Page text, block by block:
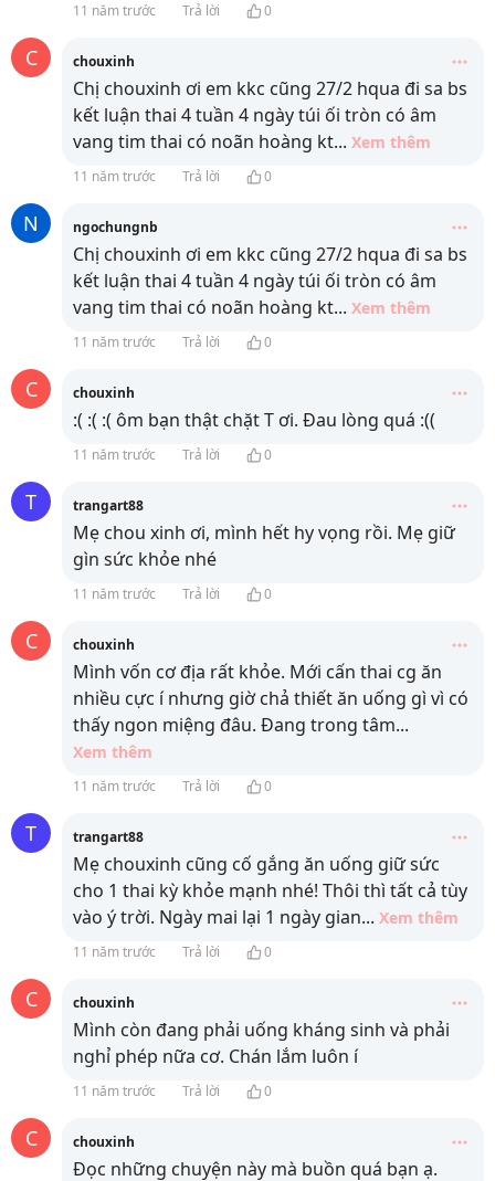
11 năm trước Trả lời 0
C chouxinh
Chị chouxinh ơi em kkc cũng 27/2 hqua đi sa bs
kết luận thai 4 tuần 4 ngày túi ối tròn có âm
vang tim thai có noãn hoàng kt... Xem thêm
11 năm trước Trả lời 0
N ngochungnb
Chị chouxinh ơi em kkc cũng 27/2 hqua đi sa bs
kết luận thai 4 tuần 4 ngày túi ối tròn có âm
vang tim thai có noãn hoàng kt... Xem thêm
11 năm trước Trả lời 0
C chouxinh
:( :( :( ôm bạn thật chặt T ơi. Đau lòng quá :((
11 năm trước Trả lời 0
T trangart88
Mẹ chou xinh ơi, mình hết hy vọng rồi. Mẹ giữ
gìn sức khỏe nhé
11 năm trước Trả lời 0
C chouxinh
Mình vốn cơ địa rất khỏe. Mới cấn thai cg ăn
nhiều cực í nhưng giờ chả thiết ăn uống gì vì có
thấy ngon miệng đâu. Đang trong tâm...
Xem thêm
11 năm trước Trả lời 0
T trangart88
Mẹ chouxinh cũng cố gắng ăn uống giữ sức
cho 1 thai kỳ khỏe mạnh nhé! Thôi thì tất cả tùy
vào ý trời. Ngày mai lại 1 ngày gian... Xem thêm
11 năm trước Trả lời 0
C chouxinh
Mình còn đang phải uống kháng sinh và phải
nghỉ phép nữa cơ. Chán lắm luôn í
11 năm trước Trả lời 0
C chouxinh
Đọc những chuyện này mà buồn quá bạn ạ.